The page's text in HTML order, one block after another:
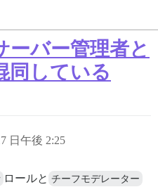
ーバー管理者と
同している
日午後 2:25
ロールと チーフモデレーター